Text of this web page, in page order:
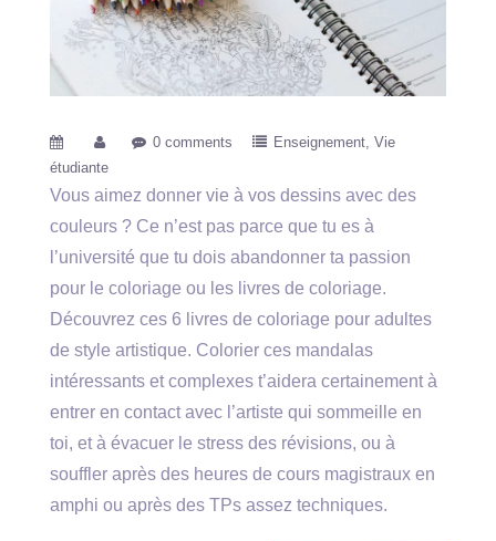
0 comments Enseignement Vie
étudiante
Vous aimez donner vie à vos dessins avec des
couleurs ? Ce n’est pas parce que tu es à
l’université que tu dois abandonner ta passion
pour le coloriage ou les livres de coloriage.
Découvrez ces 6 livres de coloriage pour adultes
de style artistique. Colorier ces mandalas
intéressants et complexes t’aidera certainement à
entrer en contact avec l’artiste qui sommeille en
toi, et à évacuer le stress des révisions, ou à
souffler après des heures de cours magistraux en
amphi ou après des TPs assez techniques.